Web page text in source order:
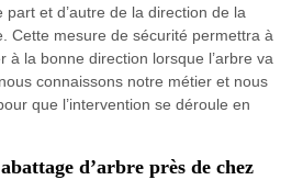
et d’autre de la direction de la
Cette mesure de sécurité permettra à
à la bonne direction lorsque l’arbre va
connaissons notre métier et nous
que l’intervention se déroule en
d’arbre près de chez